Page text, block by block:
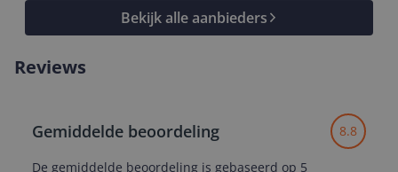
Bekijk alle aanbieders
Reviews
Gemiddelde beoordeling 8.8
De gemiddelde beoordeling is gebaseerd op 5